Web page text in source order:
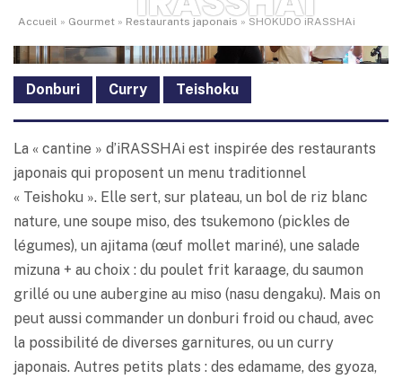
Accueil » Gourmet » Restaurants japonais » SHOKUDO iRASSHAi
Donburi Curry Teishoku
La « cantine » d’iRASSHAi est inspirée des restaurants
japonais qui proposent un menu traditionnel
« Teishoku ». Elle sert, sur plateau, un bol de riz blanc
nature, une soupe miso, des tsukemono (pickles de
légumes), un ajitama (œuf mollet mariné), une salade
mizuna + au choix : du poulet frit karaage, du saumon
grillé ou une aubergine au miso (nasu dengaku). Mais on
peut aussi commander un donburi froid ou chaud, avec
la possibilité de diverses garnitures, ou un curry
japonais. Autres petits plats : des edamame, des gyoza,